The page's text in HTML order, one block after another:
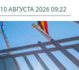
10 АВГУСТА 2026 09:22